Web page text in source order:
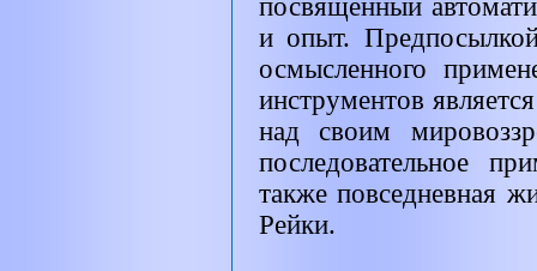
посвященный
и опыт.
осмысленного
инструментов
над своим
последовательное
также повседневная
Рейки.